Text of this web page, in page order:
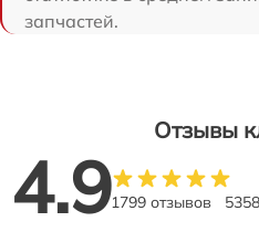
запчастей.
Отзывы
4.91799 отзывов